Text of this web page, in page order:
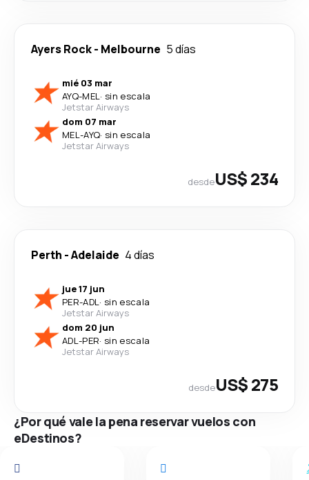
Ayers Rock- Melbourne 5 días
mié 03 mar
AYQ-MEL· sin escala
Jetstar Airways
dom 07 mar
MEL-AYQ· sin escala
Jetstar Airways
desdeUS$ 234
Perth -Adelaide 4 días
jue 17 jun
PER-ADL· sin escala
Jetstar Airways
dom 20 jun
ADL-PER· sin escala
Jetstar Airways
desdeUS$ 275
¿Por qué vale la pena reservar vuelos con
eDestinos?